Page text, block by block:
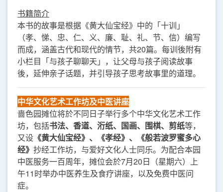
书籍简介
本书的故事是根据《黄大仙宝经》中的「十训」
（孝、悌、忠、仁、义、廉、耻、礼、节、信）编写
而成，涵盖古代和现代的情节，共20篇。每训後附有
小栏目「与孩子聊聊天」，让父母与孩子阅读故事
後，延伸亲子话题，并引导孩子思考故事里的道理。
中华文化艺术工作坊及中医讲座
啬色园摊位将於不同日子举行多个中华文化艺术工作
坊，包括书法、香道、洐纸、国画、围棋、剪纸等，
又设 《黄大仙宝经》、《孝经》、《般若波罗蜜多心
经》 抄经工作坊，与爱好文化人士同乐。为配合本园
中医服务一百周年，摊位会於7月20日（星期六）上
午11时举办中医养生及食疗讲座，以及免费中医问
症。